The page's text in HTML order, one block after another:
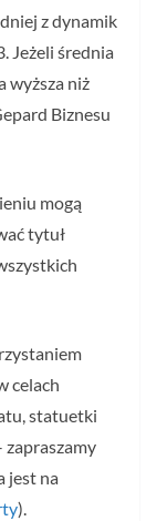
z dynamik
Jeżeli średnia
wyższa niż
Biznesu
mogą
tytuł
celach
statuetki
zapraszamy
jest na
).